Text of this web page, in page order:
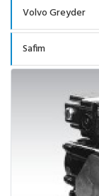
Volvo Greyder
Safim